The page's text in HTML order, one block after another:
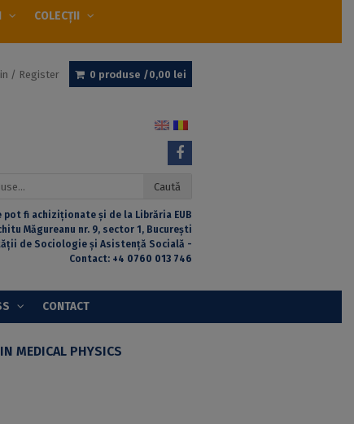
COLECȚII
/ Register 0 produse /0,00 lei
Caută
pot fi achiziționate și de la Librăria EUB
Măgureanu nr. 9, sector 1, București
de Sociologie și Asistență Socială -
Contact: +4 0760 013 746
CONTACT
MEDICAL PHYSICS